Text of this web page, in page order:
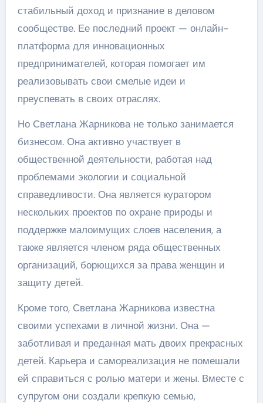
стабильный доход и признание в деловом
сообществе. Ее последний проект — онлайн-
платформа для инновационных
предпринимателей, которая помогает им
реализовывать свои смелые идеи и
преуспевать в своих отраслях.
Но Светлана Жарникова не только занимается
бизнесом. Она активно участвует в
общественной деятельности, работая над
проблемами экологии и социальной
справедливости. Она является куратором
нескольких проектов по охране природы и
поддержке малоимущих слоев населения, а
также является членом ряда общественных
организаций, борющихся за права женщин и
защиту детей.
Кроме того, Светлана Жарникова известна
своими успехами в личной жизни. Она —
заботливая и преданная мать двоих прекрасных
детей. Карьера и самореализация не помешали
ей справиться с ролью матери и жены. Вместе с
супругом они создали крепкую семью,